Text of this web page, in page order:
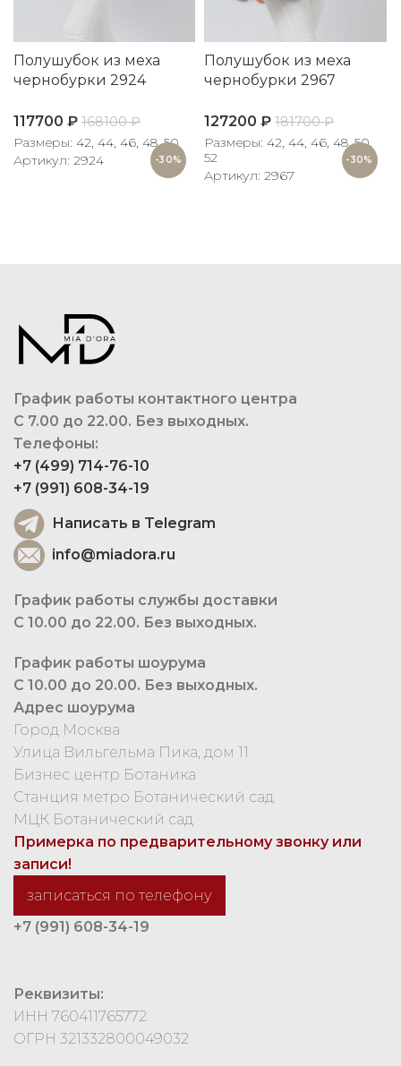
-30%
Полушубок из меха
чернобурки 2924
117700 ₽ 168100₽
Размеры: 42, 44, 46, 48, 50
Артикул: 2924
-30%
Полушубок из меха
чернобурки 2967
127200₽ 181700₽
Размеры: 42, 44, 46, 48, 50,
52
Артикул: 2967
График работы контактного центра
С 7.00 до 22.00. Без выходных.
Телефоны:
+7 (499) 714-76-10
+7 (991) 608-34-19
Написать в Telegram
info@miadora.ru
График работы службы доставки
С 10.00 до 22.00. Без выходных.
График работы шоурума
С 10.00 до 20.00. Без выходных.
Адрес шоурума
Город Москва
Улица Вильгельма Пика, дом 11
Бизнес центр Ботаника
Станция метро Ботанический сад
МЦК Ботанический сад
Примерка по предварительному звонку или
записи!
записаться по телефону
+7 (991) 608-34-19
Реквизиты:
ИНН 760411765772
ОГРН 321332800049032